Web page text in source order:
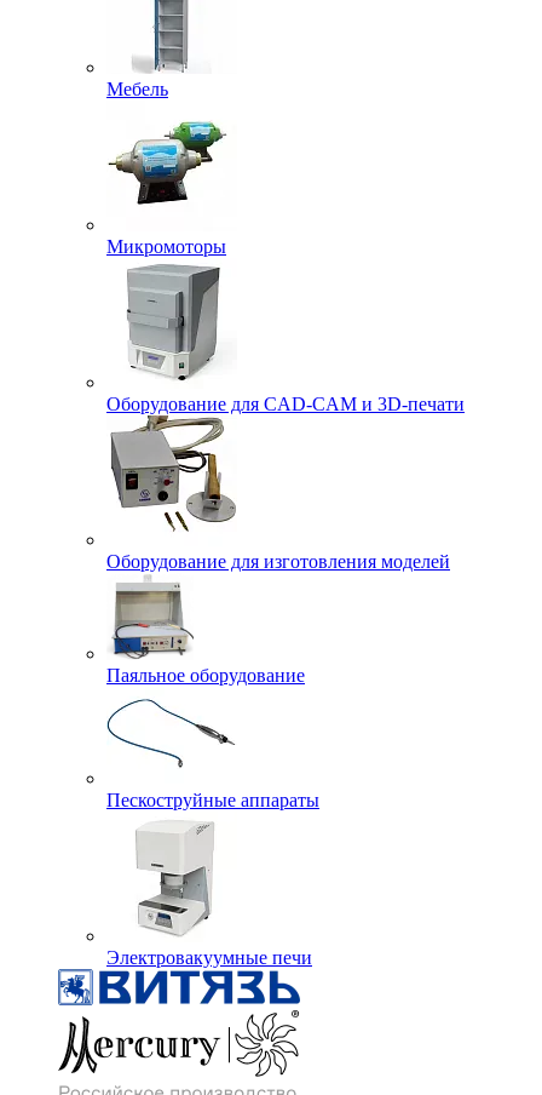
Мебель
Микромоторы
Оборудование для CAD-CAM и 3D-печати
Оборудование для изготовления моделей
Паяльное оборудование
Пескоструйные аппараты
Электровакуумные печи